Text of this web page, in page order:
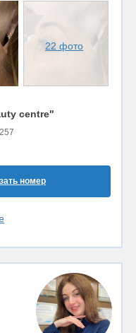
22 фото
centre"
номер